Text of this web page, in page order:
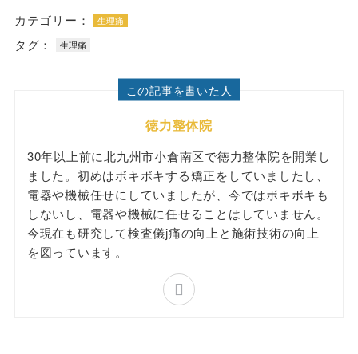
カテゴリー： 生理痛
タグ： 生理痛
この記事を書いた人
徳力整体院
30年以上前に北九州市小倉南区で徳力整体院を開業し
ました。初めはボキボキする矯正をしていましたし、
電器や機械任せにしていましたが、今ではボキボキも
しないし、電器や機械に任せることはしていません。
今現在も研究して検査儀j痛の向上と施術技術の向上
を図っています。